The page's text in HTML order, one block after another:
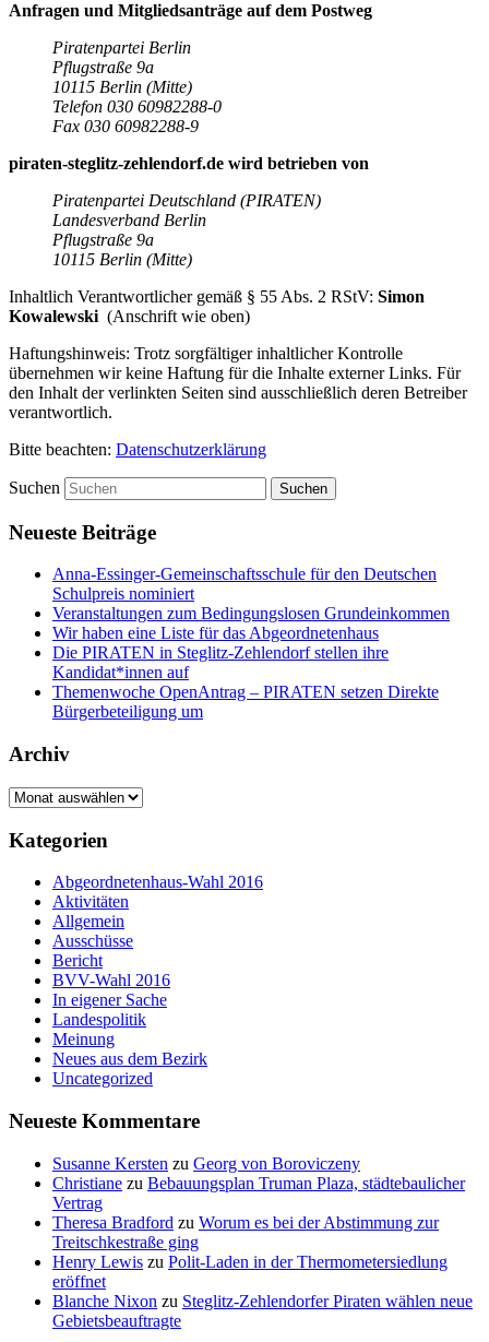
Anfragen und Mitgliedsanträge auf dem Postweg
Piratenpartei Berlin
Pflugstraße 9a
10115 Berlin (Mitte)
Telefon 030 60982288-0
Fax 030 60982288-9
piraten-steglitz-zehlendorf.de wird betrieben von
Piratenpartei Deutschland (PIRATEN)
Landesverband Berlin
Pflugstraße 9a
10115 Berlin (Mitte)
Inhaltlich Verantwortlicher gemäß § 55 Abs. 2 RStV: Simon
Kowalewski (Anschrift wie oben)
Haftungshinweis: Trotz sorgfältiger inhaltlicher Kontrolle
übernehmen wir keine Haftung für die Inhalte externer Links. Für
den Inhalt der verlinkten Seiten sind ausschließlich deren Betreiber
verantwortlich.
Bitte beachten: Datenschutzerklärung
Suchen
Neueste Beiträge
Anna-Essinger-Gemeinschaftsschule für den Deutschen
Schulpreis nominiert
Veranstaltungen zum Bedingungslosen Grundeinkommen
Wir haben eine Liste für das Abgeordnetenhaus
Die PIRATEN in Steglitz-Zehlendorf stellen ihre
Kandidat*innen auf
Themenwoche OpenAntrag – PIRATEN setzen Direkte
Bürgerbeteiligung um
Archiv
Archiv
Kategorien
Abgeordnetenhaus-Wahl 2016
Aktivitäten
Allgemein
Ausschüsse
Bericht
BVV-Wahl 2016
In eigener Sache
Landespolitik
Meinung
Neues aus dem Bezirk
Uncategorized
Neueste Kommentare
Susanne Kersten zu Georg von Boroviczeny
Christiane zu Bebauungsplan Truman Plaza, städtebaulicher
Vertrag
Theresa Bradford zu Worum es bei der Abstimmung zur
Treitschkestraße ging
Henry Lewis zu Polit-Laden in der Thermometersiedlung
eröffnet
Blanche Nixon zu Steglitz-Zehlendorfer Piraten wählen neue
Gebietsbeauftragte